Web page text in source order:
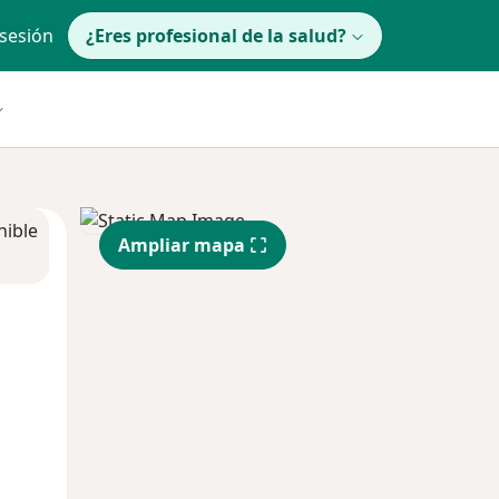
¿Eres profesional de la salud?
Ampliar mapa